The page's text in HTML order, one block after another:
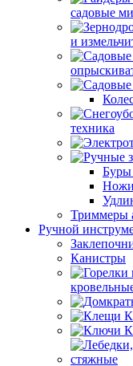
садовые
и
техника
Триммеры
Ручной
Канистры